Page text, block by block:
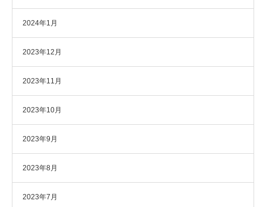
2024年1月
2023年12月
2023年11月
2023年10月
2023年9月
2023年8月
2023年7月